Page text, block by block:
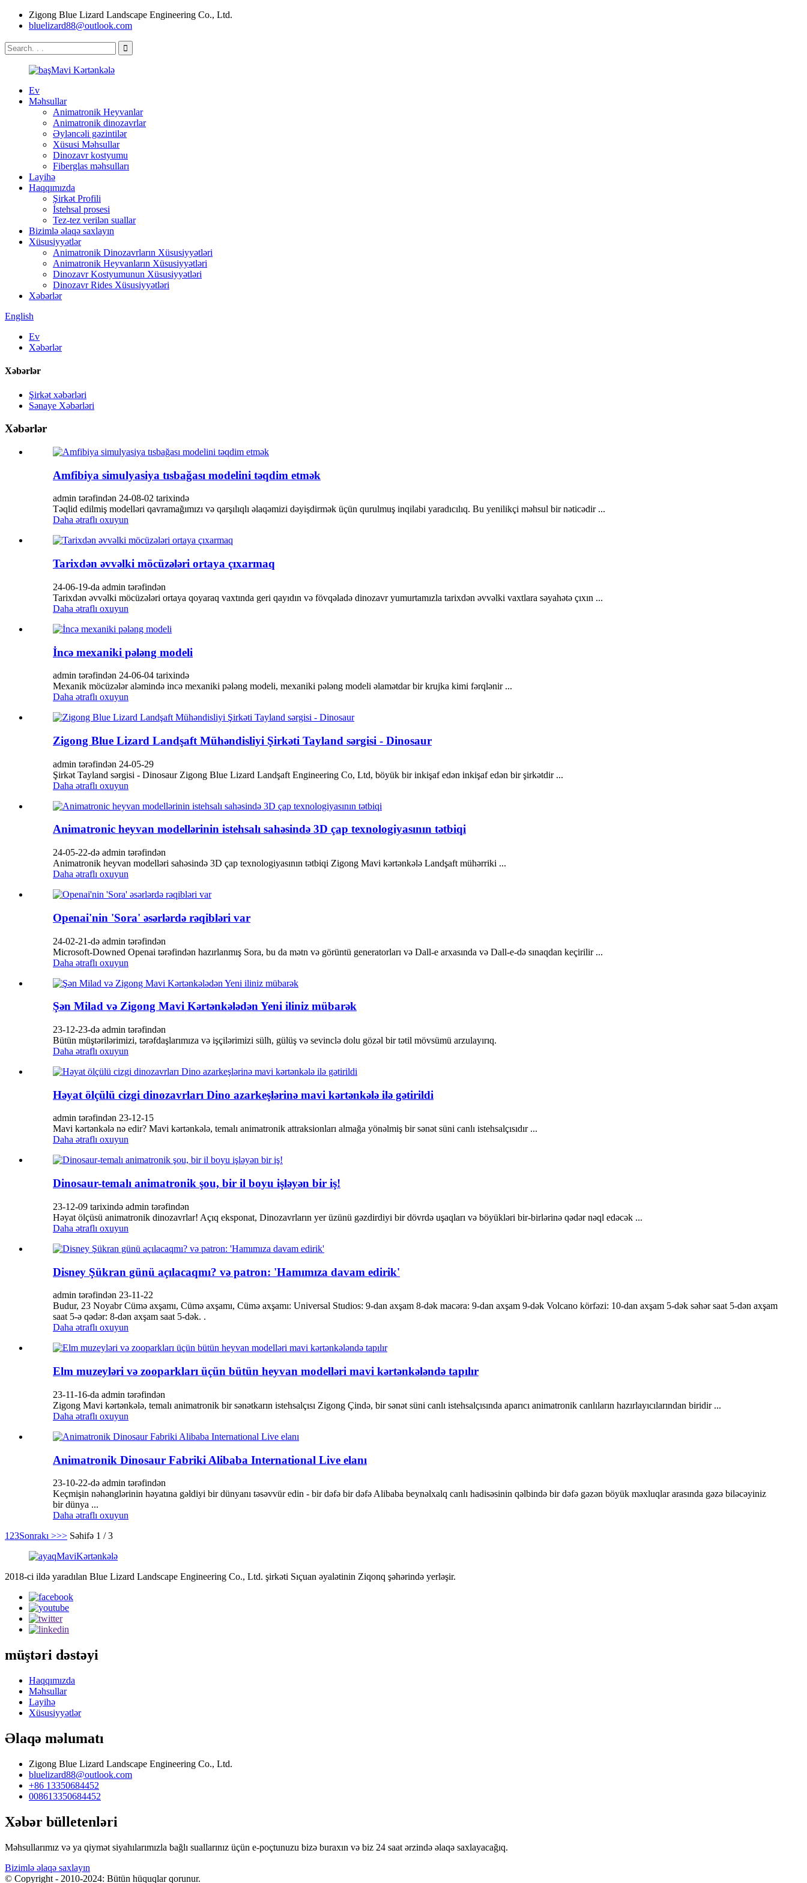
Zigong Blue Lizard Landscape Engineering Co., Ltd.
bluelizard88@outlook.com
Ev
Məhsullar
Animatronik Heyvanlar
Animatronik dinozavrlar
Əyləncəli gəzintilər
Xüsusi Məhsullar
Dinozavr kostyumu
Fiberglas məhsulları
Layihə
Haqqımızda
Şirkət Profili
İstehsal prosesi
Tez-tez verilən suallar
Bizimlə əlaqə saxlayın
Xüsusiyyətlər
Animatronik Dinozavrların Xüsusiyyətləri
Animatronik Heyvanların Xüsusiyyətləri
Dinozavr Kostyumunun Xüsusiyyətləri
Dinozavr Rides Xüsusiyyətləri
Xəbərlər
English
Ev
Xəbərlər
Xəbərlər
Şirkət xəbərləri
Sənaye Xəbərləri
Xəbərlər
Amfibiya simulyasiya tısbağası modelini təqdim etmək
admin tərəfindən 24-08-02 tarixində
Təqlid edilmiş modelləri qavramağımızı və qarşılıqlı əlaqəmizi dəyişdirmək üçün qurulmuş inqilabi yaradıcılıq. Bu yenilikçi məhsul bir nəticədir ...
Daha ətraflı oxuyun
Tarixdən əvvəlki möcüzələri ortaya çıxarmaq
24-06-19-da admin tərəfindən
Tarixdən əvvəlki möcüzələri ortaya qoyaraq vaxtında geri qayıdın və fövqəladə dinozavr yumurtamızla tarixdən əvvəlki vaxtlara səyahətə çıxın ...
Daha ətraflı oxuyun
İncə mexaniki pələng modeli
admin tərəfindən 24-06-04 tarixində
Mexanik möcüzələr aləmində incə mexaniki pələng modeli, mexaniki pələng modeli əlamətdar bir krujka kimi fərqlənir ...
Daha ətraflı oxuyun
Zigong Blue Lizard Landşaft Mühəndisliyi Şirkəti Tayland sərgisi - Dinosaur
admin tərəfindən 24-05-29
Şirkət Tayland sərgisi - Dinosaur Zigong Blue Lizard Landşaft Engineering Co, Ltd, böyük bir inkişaf edən inkişaf edən bir şirkətdir ...
Daha ətraflı oxuyun
Animatronic heyvan modellərinin istehsalı sahəsində 3D çap texnologiyasının tətbiqi
24-05-22-də admin tərəfindən
Animatronik heyvan modelləri sahəsində 3D çap texnologiyasının tətbiqi Zigong Mavi kərtənkələ Landşaft mühərriki ...
Daha ətraflı oxuyun
Openai'nin 'Sora' əsərlərdə rəqibləri var
24-02-21-də admin tərəfindən
Microsoft-Downed Openai tərəfindən hazırlanmış Sora, bu da mətn və görüntü generatorları və Dall-e arxasında və Dall-e-də sınaqdan keçirilir ...
Daha ətraflı oxuyun
Şən Milad və Zigong Mavi Kərtənkələdən Yeni iliniz mübarək
23-12-23-də admin tərəfindən
Bütün müştərilərimizi, tərəfdaşlarımıza və işçilərimizi sülh, gülüş və sevinclə dolu gözəl bir tətil mövsümü arzulayırıq.
Daha ətraflı oxuyun
Həyat ölçülü cizgi dinozavrları Dino azarkeşlərinə mavi kərtənkələ ilə gətirildi
admin tərəfindən 23-12-15
Mavi kərtənkələ nə edir? Mavi kərtənkələ, temalı animatronik attraksionları almağa yönəlmiş bir sənət süni canlı istehsalçısıdır ...
Daha ətraflı oxuyun
Dinosaur-temalı animatronik şou, bir il boyu işləyən bir iş!
23-12-09 tarixində admin tərəfindən
Həyat ölçüsü animatronik dinozavrlar! Açıq eksponat, Dinozavrların yer üzünü gəzdirdiyi bir dövrdə uşaqları və böyükləri bir-birlərinə qədər nəql edəcək ...
Daha ətraflı oxuyun
Disney Şükran günü açılacaqmı? və patron: 'Hamımıza davam edirik'
admin tərəfindən 23-11-22
Budur, 23 Noyabr Cümə axşamı, Cümə axşamı, Cümə axşamı: Universal Studios: 9-dan axşam 8-dək macəra: 9-dan axşam 9-dək Volcano körfəzi: 10-dan axşam 5-dək səhər saat 5-dən axşam
saat 5-ə qədər: 8-dən axşam saat 5-dək. .
Daha ətraflı oxuyun
Elm muzeyləri və zooparkları üçün bütün heyvan modelləri mavi kərtənkələndə tapılır
23-11-16-da admin tərəfindən
Zigong Mavi kərtənkələ, temalı animatronik bir sənətkarın istehsalçısı Zigong Çində, bir sənət süni canlı istehsalçısında aparıcı animatronik canlıların hazırlayıcılarından biridir ...
Daha ətraflı oxuyun
Animatronik Dinosaur Fabriki Alibaba International Live elanı
23-10-22-də admin tərəfindən
Keçmişin nəhənglərinin həyatına gəldiyi bir dünyanı təsəvvür edin - bir dəfə bir dəfə Alibaba beynəlxalq canlı hadisəsinin qəlbində bir dəfə gəzən böyük məxluqlar arasında gəzə biləcəyiniz
bir dünya ...
Daha ətraflı oxuyun
1 23Sonrakı >>> Səhifə 1 / 3
2018-ci ildə yaradılan Blue Lizard Landscape Engineering Co., Ltd. şirkəti Sıçuan əyalətinin Ziqonq şəhərində yerləşir.
müştəri dəstəyi
Haqqımızda
Məhsullar
Layihə
Xüsusiyyətlər
Əlaqə məlumatı
Zigong Blue Lizard Landscape Engineering Co., Ltd.
bluelizard88@outlook.com
+86 13350684452
008613350684452
Xəbər bülletenləri
Məhsullarımız və ya qiymət siyahılarımızla bağlı suallarınız üçün e-poçtunuzu bizə buraxın və biz 24 saat ərzində əlaqə saxlayacağıq.
Bizimlə əlaqə saxlayın
© Copyright - 2010-2024: Bütün hüquqlar qorunur.